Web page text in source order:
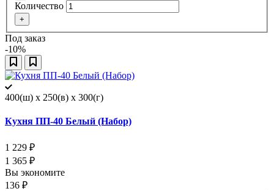
Количество
+
Под заказ
-10%
400(ш) x 250(в) x 300(г)
Кухня ПП-40 Белый (Набор)
1 229 ₽
1 365 ₽
Вы экономите
136 ₽